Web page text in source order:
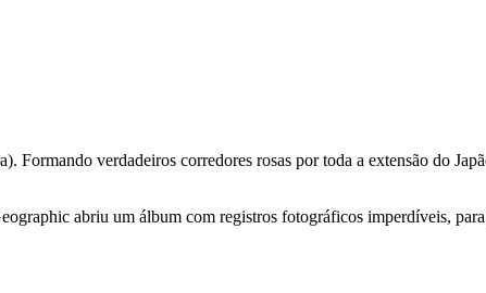
Formando verdadeiros corredores rosas por toda a extensão do
abriu um álbum com registros fotográficos imperdíveis,